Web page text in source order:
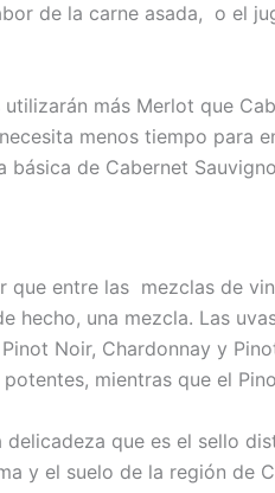
de la carne asada, o el
más Merlot que
menos tiempo para
básica de Cabernet
que entre las mezclas de
hecho, una mezcla. Las
Noir, Chardonnay y
mientras que el
delicadeza que es el sello
y el suelo de la región de